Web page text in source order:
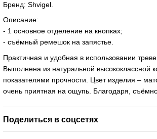
Бренд: Shvigel.
Описание:
- 1 основное отделение на кнопках;
- съёмный ремешок на запястье.
Практичная и удобная в использовании
Выполнена из натуральной высококлассной
показателями прочности. Цвет изделия –
очень приятная на ощупь. Благодаря,
Поделиться в соцсетях